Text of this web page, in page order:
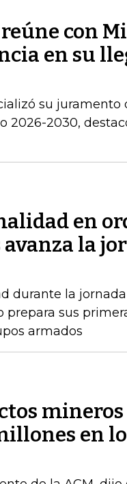
con
en su
su juramento
2026-2030,
en
la
durante la jornada
prepara sus
armados
en